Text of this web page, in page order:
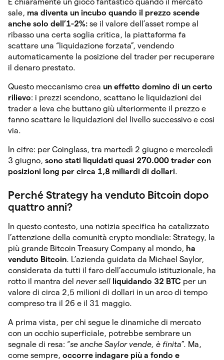
sale, ma diventa un incubo quando il prezzo scende
anche solo dell’1-2%: se il valore dell’asset rompe al
ribasso una certa soglia critica, la piattaforma fa
scattare una “liquidazione forzata”, vendendo
automaticamente la posizione del trader per recuperare
il denaro prestato.
Questo meccanismo crea un effetto domino di un certo
rilievo: i prezzi scendono, scattano le liquidazioni dei
trader a leva che buttano giù ulteriormente il prezzo e
fanno scattare le liquidazioni del livello successivo e cosi
via.
In cifre: per Coinglass, tra martedì 2 giugno e mercoledì
3 giugno, sono stati liquidati quasi 270.000 trader con
posizioni long per circa 1,8 miliardi di dollari.
Perché Strategy ha venduto Bitcoin dopo
quattro anni?
In questo contesto, una notizia specifica ha catalizzato
l’attenzione della comunità crypto mondiale: Strategy, la
più grande Bitcoin Treasury Company al mondo, ha
venduto Bitcoin. L’azienda guidata da Michael Saylor,
considerata da tutti il faro dell’accumulo istituzionale, ha
rotto il mantra del never sell liquidando 32 BTC per un
valore di circa 2,5 milioni di dollari in un arco di tempo
compreso tra il 26 e il 31 maggio.
A prima vista, per chi segue le dinamiche di mercato
con un occhio superficiale, potrebbe sembrare un
segnale di resa: “se anche Saylor vende, è finita”. Ma,
come sempre, occorre indagare più a fondo e